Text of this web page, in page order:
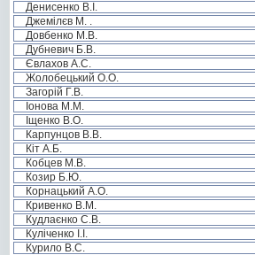
Денисенко В.І.
Джемілєв М. .
Довбенко М.В.
Дубневич Б.В.
Євлахов А.С.
Жолобецький О.О.
Загорій Г.В.
Іонова М.М.
Іщенко В.О.
Карпунцов В.В.
Кіт А.Б.
Кобцев М.В.
Козир Б.Ю.
Корнацький А.О.
Кривенко В.М.
Кудлаєнко С.В.
Куліченко І.І.
Курило В.С.